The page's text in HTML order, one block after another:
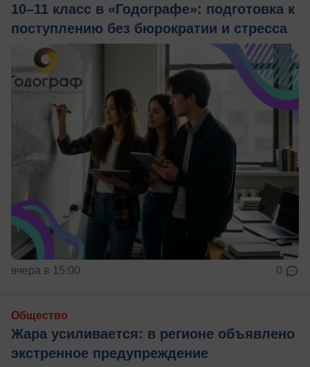
10–11 класс в «Годографе»: подготовка к
поступлению без бюрократии и стресса
вчера в 15:00 0
Общество
Жара усиливается: в регионе объявлено
экстренное предупреждение